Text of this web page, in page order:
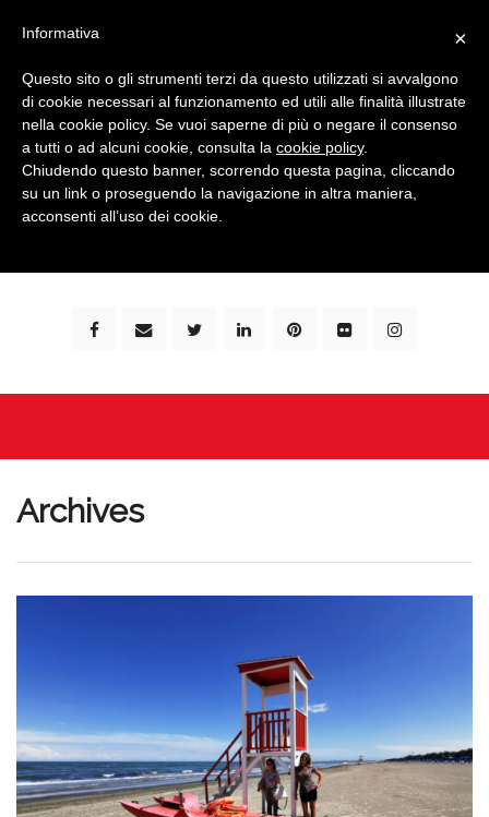
bimbi e viaggi - family travel blog: community #1 in
Archives
×
Informativa
Questo sito o gli strumenti terzi da questo utilizzati si avvalgono
di cookie necessari al funzionamento ed utili alle finalità illustrate
nella cookie policy. Se vuoi saperne di più o negare il consenso
a tutti o ad alcuni cookie, consulta la cookie policy.
Chiudendo questo banner, scorrendo questa pagina, cliccando
su un link o proseguendo la navigazione in altra maniera,
acconsenti all’uso dei cookie.